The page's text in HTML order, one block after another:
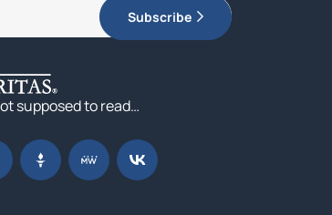
Subscribe
supposed to read…